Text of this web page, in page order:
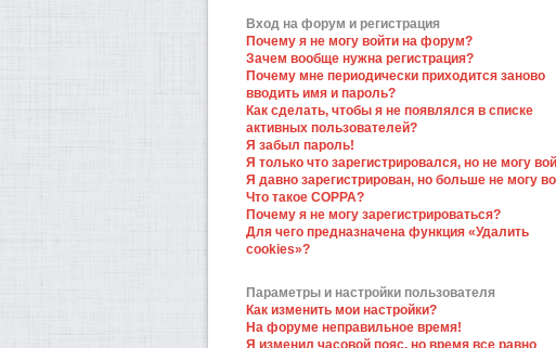
Вход на форум и регистрация
Почему я не могу войти на форум?
Зачем вообще нужна регистрация?
Почему мне периодически приходится заново
вводить имя и пароль?
Как сделать, чтобы я не появлялся в списке
активных пользователей?
Я забыл пароль!
Я только что зарегистрировался, но не могу
Я давно зарегистрирован, но больше не могу
Что такое COPPA?
Почему я не могу зарегистрироваться?
Для чего предназначена функция «Удалить
cookies»?
Параметры и настройки пользователя
Как изменить мои настройки?
На форуме неправильное время!
Я изменил часовой пояс, но время все равно